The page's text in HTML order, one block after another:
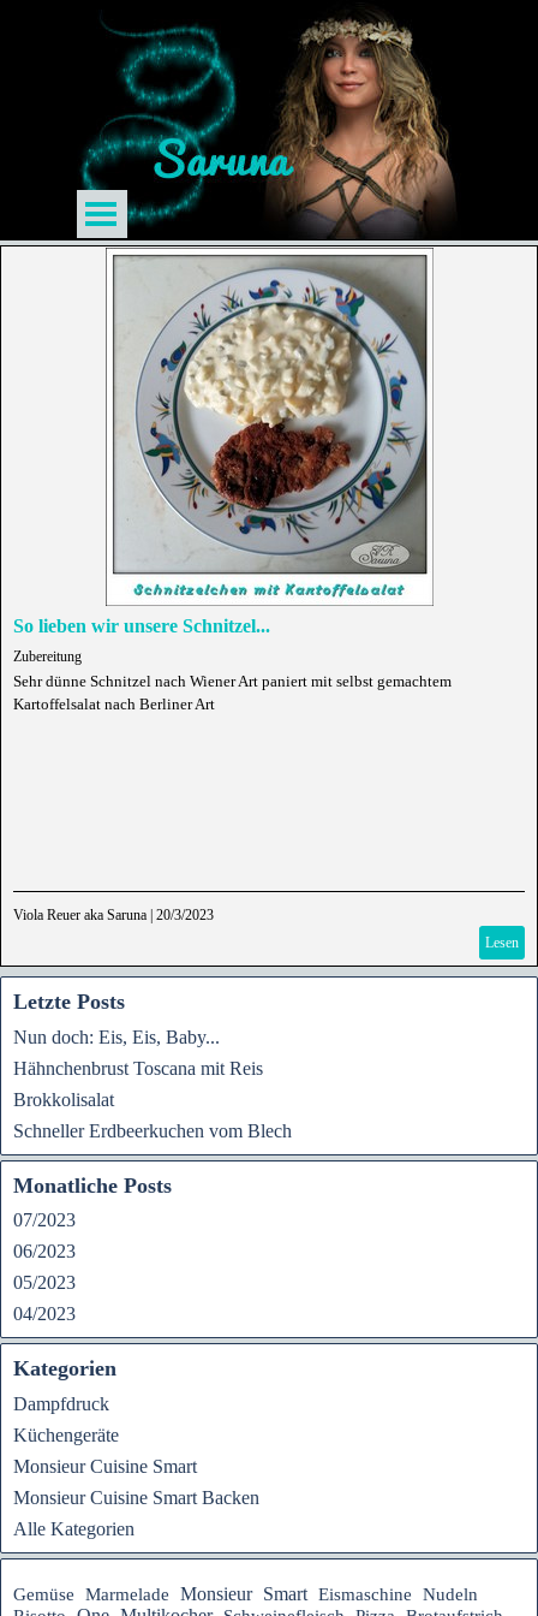
So lieben wir unsere Schnitzel...
Zubereitung
Sehr dünne Schnitzel nach Wiener Art paniert mit selbst gemachtem
Kartoffelsalat nach Berliner Art
Viola Reuer aka Saruna 20/3/2023
Lesen
Letzte Posts
Nun doch: Eis, Eis, Baby...
Hähnchenbrust Toscana mit Reis
Brokkolisalat
Schneller Erdbeerkuchen vom Blech
Monatliche Posts
07/2023
06/2023
05/2023
04/2023
Kategorien
Dampfdruck
Küchengeräte
Monsieur Cuisine Smart
Monsieur Cuisine Smart Backen
Alle Kategorien
Gemüse Marmelade Monsieur Smart Eismaschine
Nudeln